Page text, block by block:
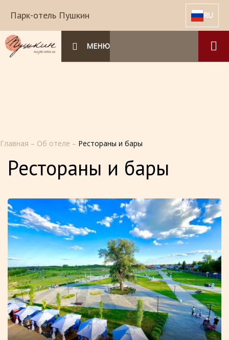
Парк-отель Пушкин RU
МЕНЮ
Главная – Об отеле – Рестораны и бары
Рестораны и бары